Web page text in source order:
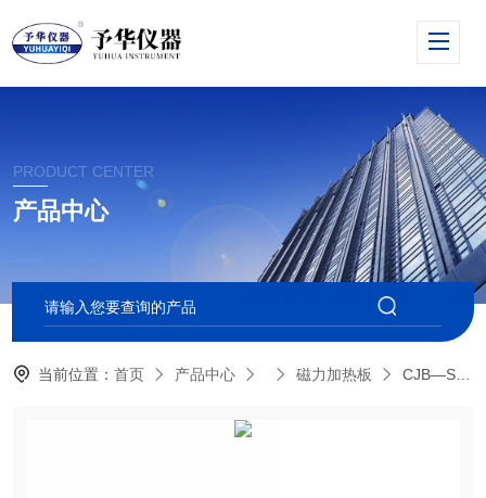
PRODUCT CENTER
产品中心
当前位置：首页 产品中心 磁力加热板 CJB—S数显磁力搅拌器、平板搅拌器价格——予华总厂